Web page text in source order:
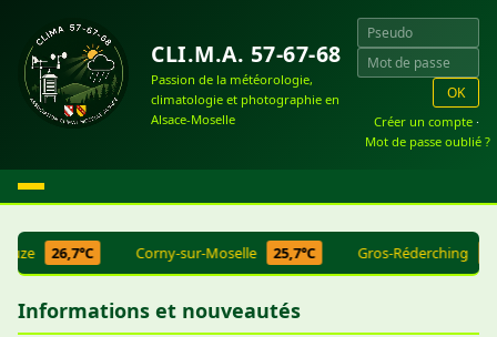
CLI.M.A. 57-67-68
Passion de la météorologie,
climatologie et photographie en
Alsace-Moselle
OK
Créer un compte ·
Mot de passe oublié ?
26,7°C Corny-sur-Moselle 25,7°C Gros-Réderching
Informations et nouveautés